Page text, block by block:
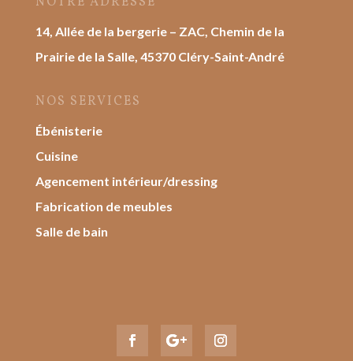
14, Allée de la bergerie – ZAC, Chemin de la
Prairie de la Salle, 45370 Cléry-Saint-André
NOS SERVICES
Ébénisterie
Cuisine
Agencement intérieur/dressing
Fabrication de meubles
Salle de bain